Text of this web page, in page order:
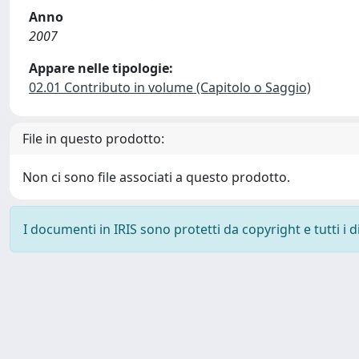
Anno
2007
Appare nelle tipologie:
02.01 Contributo in volume (Capitolo o Saggio)
File in questo prodotto:
Non ci sono file associati a questo prodotto.
I documenti in IRIS sono protetti da copyright e tutti i